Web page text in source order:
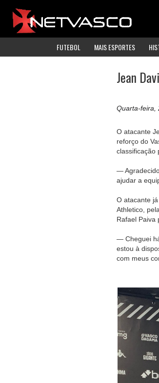
FUTEBOL MAIS ESPORTES
Jean
Quarta-feira,
O atacante
reforço do
classificação
—
ajudar a
O atacante
Athletico,
Rafael Paiva
— Cheguei
estou à
com meus